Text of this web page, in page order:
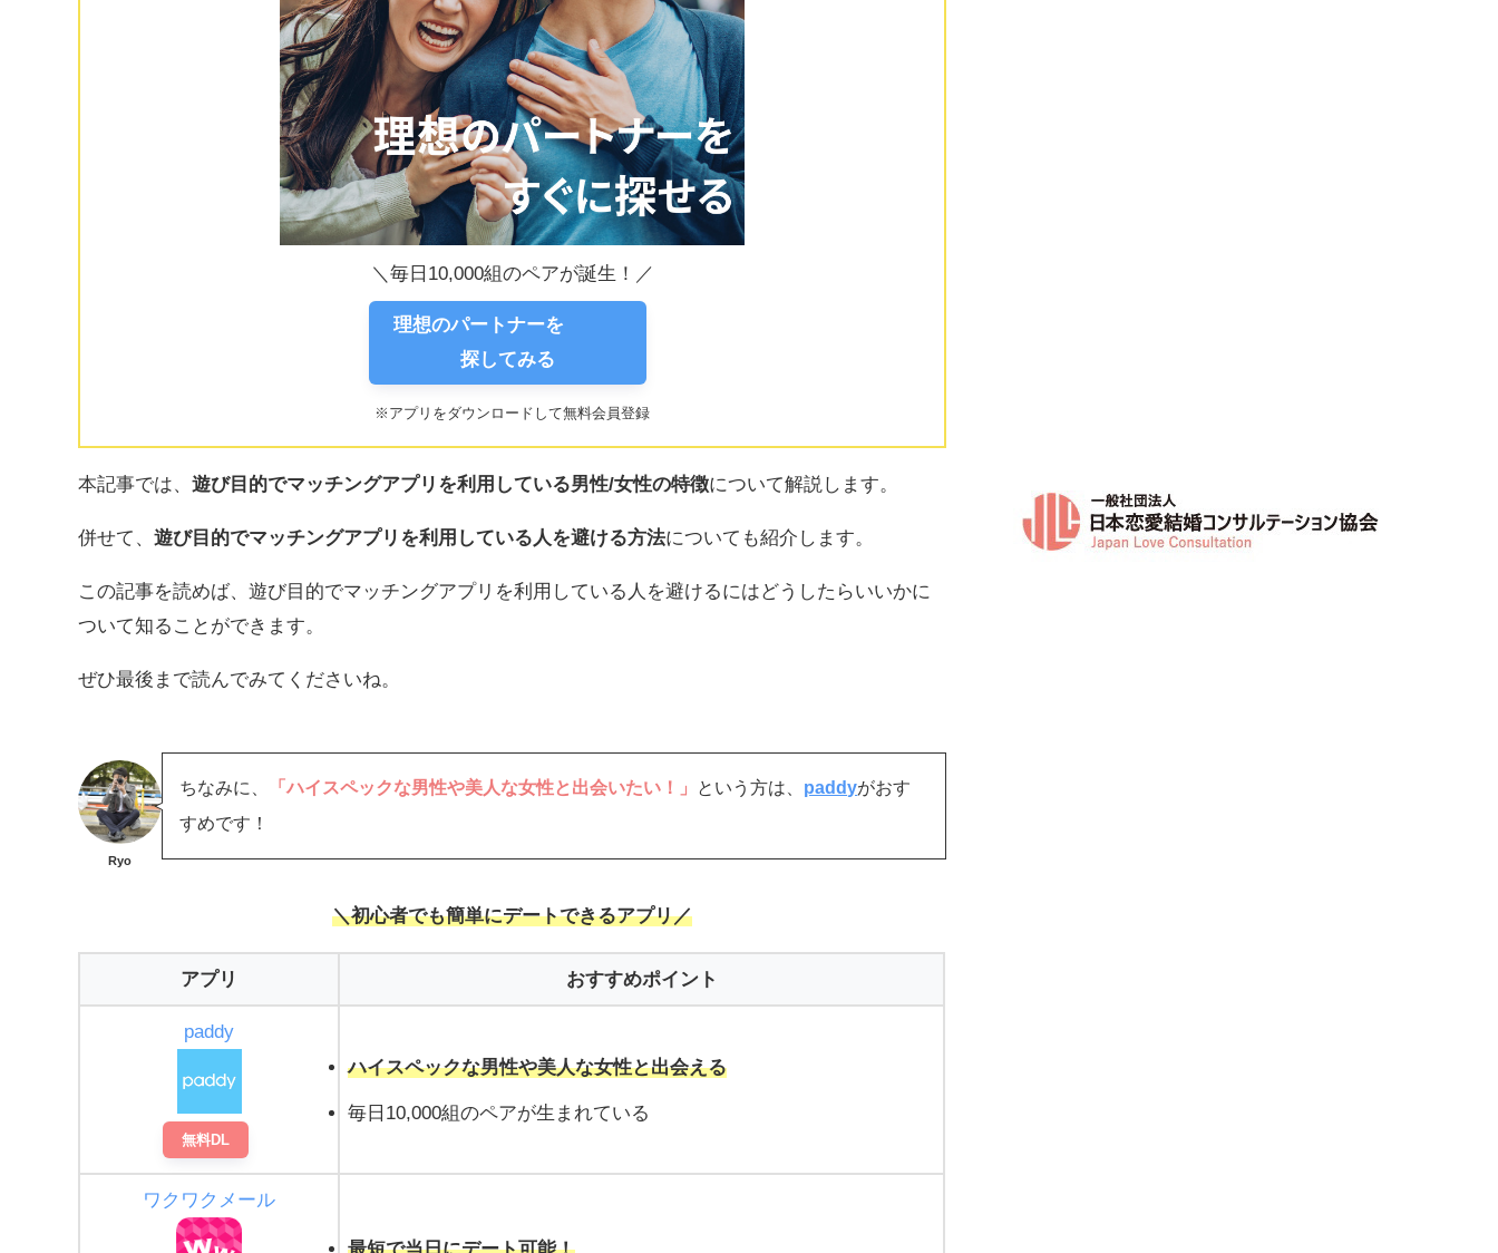
＼毎日10,000組のペアが誕生！／
理想のパートナーを
探してみる
※アプリをダウンロードして無料会員登録
本記事では、遊び目的でマッチングアプリを利用している男性/女性の特徴について解説します。
併せて、遊び目的でマッチングアプリを利用している人を避ける方法についても紹介します。
この記事を読めば、遊び目的でマッチングアプリを利用している人を避けるにはどうしたらいいかに
ついて知ることができます。
ぜひ最後まで読んでみてくださいね。
Ryo
ちなみに、 「ハイスペックな男性や美人な女性と出会いたい！」 という方は、 paddyがおす
すめです！
＼初心者でも簡単にデートできるアプリ／
アプリ おすすめポイント
paddy
無料DL
ハイスペックな男性や美人な女性と出会える
毎日10,000組のペアが生まれている
ワクワクメール
最短で当日にデート可能！